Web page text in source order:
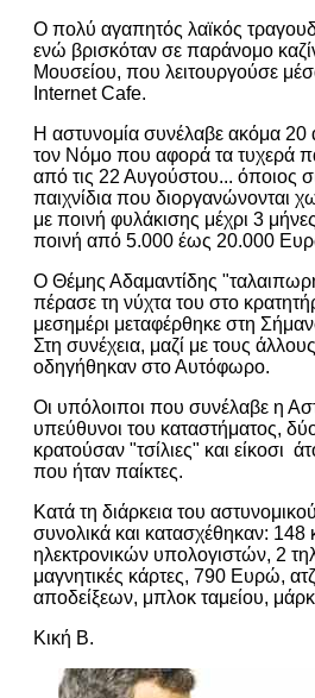
O πολύ αγαπητός λαϊκός
ενώ βρισκόταν σε παράνομο
Μουσείου, που λειτουργούσε
Internet Cafe.
H αστυνομία συνέλαβε ακόμα
τον Νόμο που αφορά τα τυχερά
από τις 22 Αυγούστου... όποιος
παιχνίδια που διοργανώνονται
με ποινή φυλάκισης μέχρι 3
ποινή από 5.000 έως 20.000
Ο Θέμης Αδαμαντίδης
πέρασε τη νύχτα του στο
μεσημέρι μεταφέρθηκε στη
Στη συνέχεια, μαζί με τους
οδηγήθηκαν στο Αυτόφωρο.
Οι υπόλοιποι που συνέλαβε η
υπεύθυνοι του καταστήματος,
κρατούσαν "τσίλιες" και είκοσι
που ήταν παίκτες.
Κατά τη διάρκεια του
συνολικά και κατασχέθηκαν: 148
ηλεκτρονικών υπολογιστών, 2
μαγνητικές κάρτες, 790 Ευρώ,
αποδείξεων, μπλοκ ταμείου,
Κική Β.